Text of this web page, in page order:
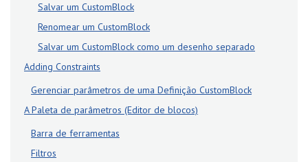
Salvar um CustomBlock
Renomear um CustomBlock
Salvar um CustomBlock como um desenho separado
Adding Constraints
Gerenciar parâmetros de uma Definição CustomBlock
A Paleta de parâmetros (Editor de blocos)
Barra de ferramentas
Filtros